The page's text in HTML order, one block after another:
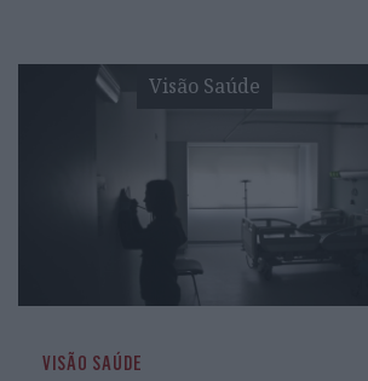
Visão Saúde
VISÃO SAÚDE